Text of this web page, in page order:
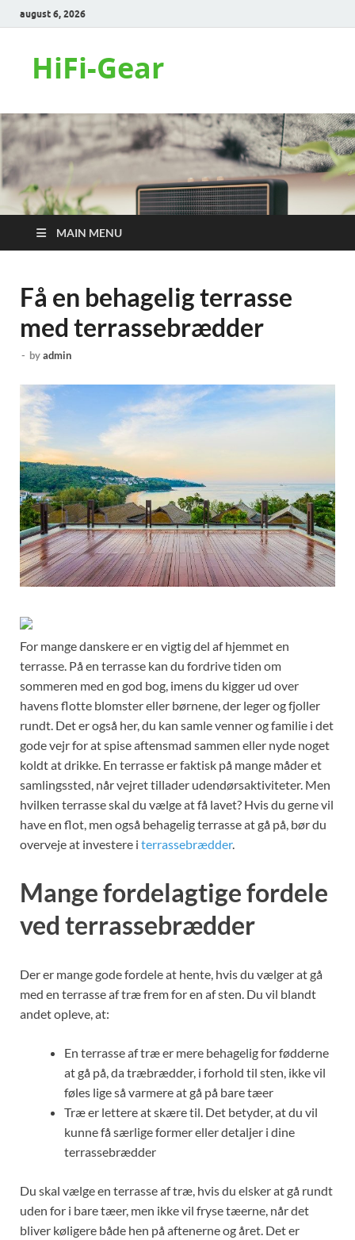
august 6, 2026
HiFi-Gear
MAIN MENU
Få en behagelig terrasse
med terrassebrædder
- byadmin
For mange danskere er en vigtig del af hjemmet en
terrasse. På en terrasse kan du fordrive tiden om
sommeren med en god bog, imens du kigger ud over
havens flotte blomster eller børnene, der leger og fjoller
rundt. Det er også her, du kan samle venner og familie i det
gode vejr for at spise aftensmad sammen eller nyde noget
koldt at drikke. En terrasse er faktisk på mange måder et
samlingssted, når vejret tillader udendørsaktiviteter. Men
hvilken terrasse skal du vælge at få lavet? Hvis du gerne vil
have en flot, men også behagelig terrasse at gå på, bør du
overveje at investere i terrassebrædder.
Mange fordelagtige fordele
ved terrassebrædder
Der er mange gode fordele at hente, hvis du vælger at gå
med en terrasse af træ frem for en af sten. Du vil blandt
andet opleve, at:
En terrasse af træ er mere behagelig for fødderne
at gå på, da træbrædder, i forhold til sten, ikke vil
føles lige så varmere at gå på bare tæer
Træ er lettere at skære til. Det betyder, at du vil
kunne få særlige former eller detaljer i dine
terrassebrædder
Du skal vælge en terrasse af træ, hvis du elsker at gå rundt
uden for i bare tæer, men ikke vil fryse tæerne, når det
bliver køligere både hen på aftenerne og året. Det er